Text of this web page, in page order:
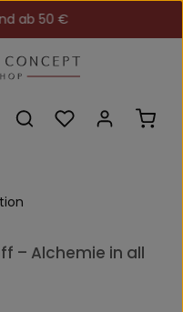
ab 50 €
Du hast 0
– Alchemie in all